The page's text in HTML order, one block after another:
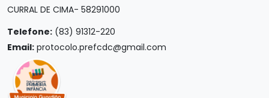
CURRAL DE CIMA- 58291000
Telefone: (83) 91312-220
Email: protocolo.prefcdc@gmail.com